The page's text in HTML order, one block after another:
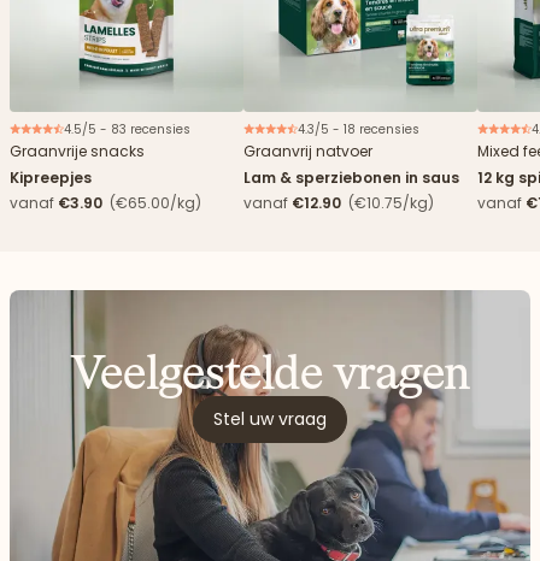
4.5/5 - 83 recensies
Graanvrije snacks
Kipreepjes
vanaf €3.90 (€65.00/kg)
4.3/5 - 18 recensies
Graanvrij natvoer
Lam & sperziebonen in saus
vanaf €12.90 (€10.75/kg)
Mixed
12 kg
blikken
vanaf
Veelgestelde vragen
Stel uw vraag